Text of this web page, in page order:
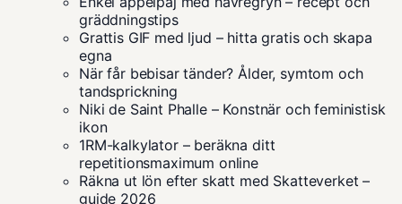
gräddningstips
Grattis GIF med ljud – hitta gratis och skapa
egna
När får bebisar tänder? Ålder, symtom och
tandsprickning
Niki de Saint Phalle – Konstnär och feministisk
ikon
1RM-kalkylator – beräkna ditt
repetitionsmaximum online
Räkna ut lön efter skatt med Skatteverket –
guide 2026